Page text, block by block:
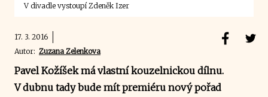
V divadle vystoupí Zdeněk Izer
17. 3. 2016
Autor: Zuzana Zelenkova
Pavel Kožíšek má vlastní kouzelnickou dílnu.
V dubnu tady bude mít premiéru nový pořad